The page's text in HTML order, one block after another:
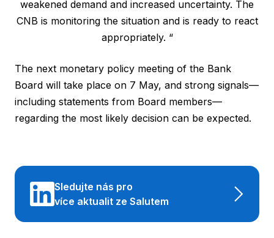
weakened demand and increased uncertainty. The
CNB is monitoring the situation and is ready to react
appropriately. “
The next monetary policy meeting of the Bank
Board will take place on 7 May, and strong signals—
including statements from Board members—
regarding the most likely decision can be expected.
Sledujte nás pro
více aktualit ze Salutem